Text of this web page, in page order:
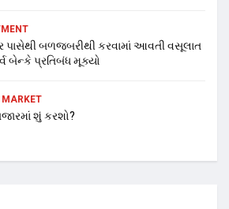
પાસેથી બળજબરીથી કરવામાં આવતી વસૂલાત
બેન્કે પ્રતિબંધ મૂક્યો
શું કરશો?